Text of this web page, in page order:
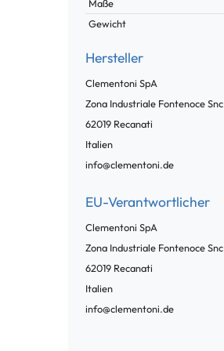
Maße
Gewicht
Hersteller
Clementoni SpA
Zona Industriale FontenoceSnc
62019 Recanati
Italien
info@clementoni.de
EU-Verantwortlicher
Clementoni SpA
Zona Industriale FontenoceSnc
62019 Recanati
Italien
info@clementoni.de